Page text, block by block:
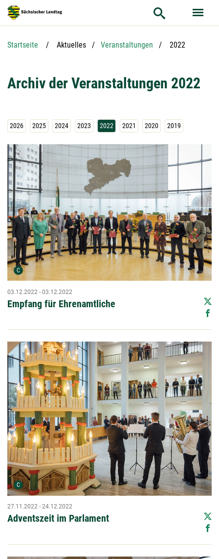
Hauptnavigation
Hauptinhalt
Service
Startseite Aktuelles Veranstaltungen Aktuelle Seite:
2022
Archiv der Veranstaltungen 2022
2026 2025 2024 2023 2022 2021 2020 2019
C Urheber der Grafik:
Empfang für Ehrenamtliche
03.12.2022 - 03.12.2022
C Urheber der Grafik:
Adventszeit im Parlament
27.11.2022 - 24.12.2022